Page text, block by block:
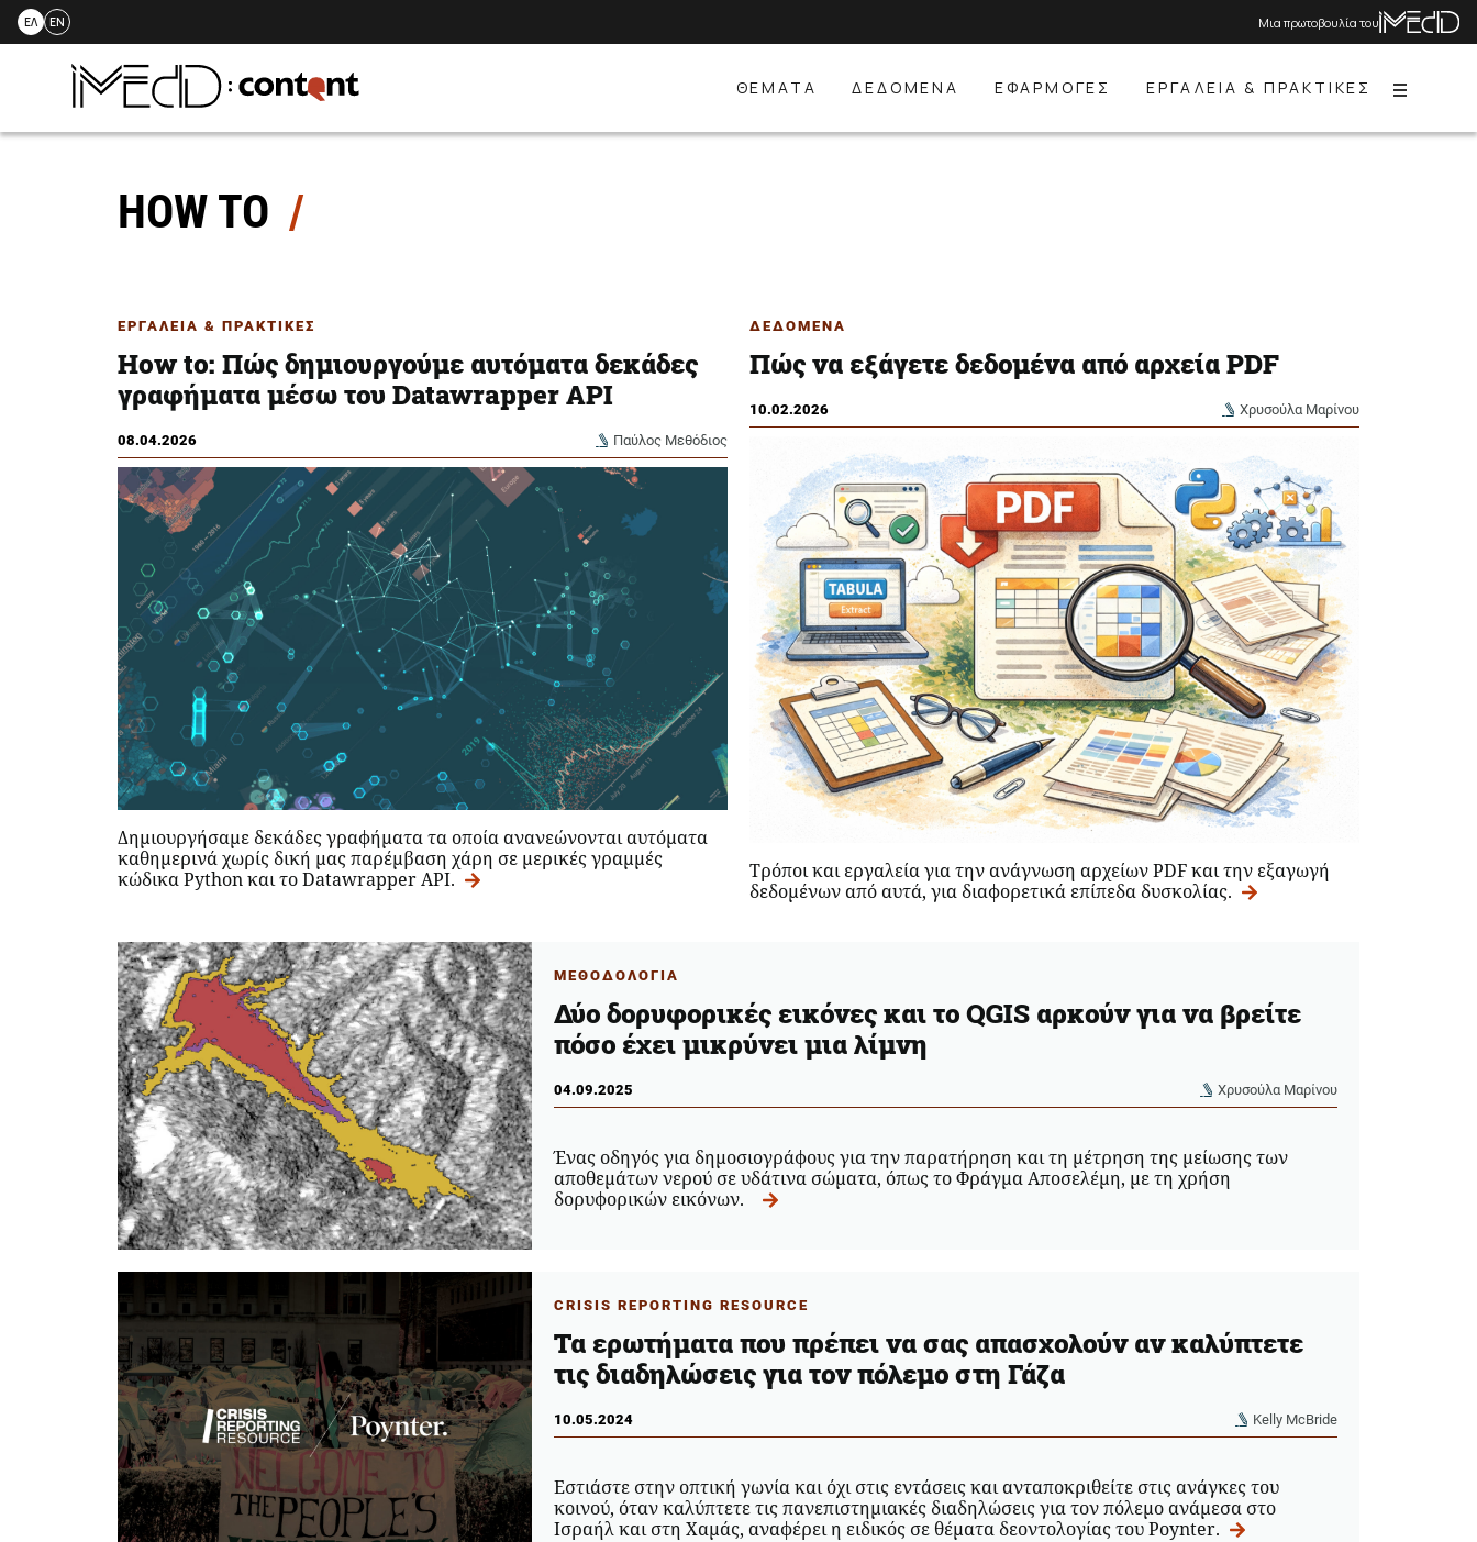
Skip
ΕΛ EN Μια πρωτοβουλία του
ΘΕΜΑΤΑ ΔΕΔΟΜΕΝΑ ΕΦΑΡΜΟΓΕΣ ΕΡΓΑΛΕΙΑ & ΠΡΑΚΤΙΚΕΣ Menu
HOW TO
ΕΡΓΑΛΕΙΑ & ΠΡΑΚΤΙΚΕΣ
How to: Πώς δημιουργούμε αυτόματα δεκάδες
γραφήματα μέσω του Datawrapper API
08.04.2026 Παύλος Μεθόδιος
Δημιουργήσαμε δεκάδες γραφήματα τα οποία ανανεώνονται αυτόματα
καθημερινά χωρίς δική μας παρέμβαση χάρη σε μερικές γραμμές
κώδικα Python και το Datawrapper API.
ΔΕΔΟΜΕΝΑ
Πώς να εξάγετε δεδομένα από αρχεία PDF
10.02.2026 Χρυσούλα Μαρίνου
Τρόποι και εργαλεία για την ανάγνωση αρχείων PDF και την εξαγωγή
δεδομένων από αυτά, για διαφορετικά επίπεδα δυσκολίας.
ΜΕΘΟΔΟΛΟΓΙΑ
Δύο δορυφορικές εικόνες και το QGIS αρκούν για να βρείτε
πόσο έχει μικρύνει μια λίμνη
04.09.2025 Χρυσούλα Μαρίνου
Ένας οδηγός για δημοσιογράφους για την παρατήρηση και τη μέτρηση της μείωσης των
αποθεμάτων νερού σε υδάτινα σώματα, όπως το Φράγμα Αποσελέμη, με τη χρήση
δορυφορικών εικόνων.
CRISIS REPORTING RESOURCE
Τα ερωτήματα που πρέπει να σας απασχολούν αν καλύπτετε
τις διαδηλώσεις για τον πόλεμο στη Γάζα
10.05.2024 Kelly McBride
Εστιάστε στην οπτική γωνία και όχι στις εντάσεις και ανταποκριθείτε στις ανάγκες του
κοινού, όταν καλύπτετε τις πανεπιστημιακές διαδηλώσεις για τον πόλεμο ανάμεσα στο
Ισραήλ και στη Χαμάς, αναφέρει η ειδικός σε θέματα δεοντολογίας του Poynter.